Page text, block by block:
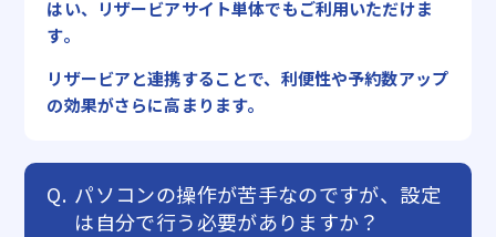
はい、リザービアサイト単体でもご利用いただけま
す。
リザービアと連携することで、利便性や予約数アップ
の効果がさらに高まります。
パソコンの操作が苦手なのですが、設定
は自分で行う必要がありますか？